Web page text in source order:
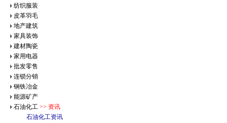
纺织服装
皮革羽毛
地产建筑
家具装饰
建材陶瓷
家用电器
批发零售
连锁分销
钢铁冶金
能源矿产
石油化工 >> 资讯
石油化工资讯